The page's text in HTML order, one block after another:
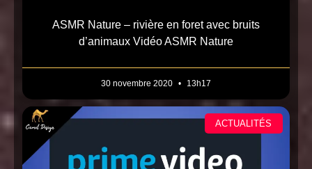
ASMR Nature – rivière en foret avec bruits
d’animaux Vidéo ASMR Nature
30 novembre 2020 13h17
ACTUALITÉS